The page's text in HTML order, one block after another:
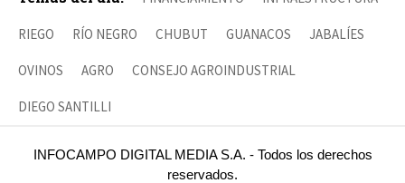
RIEGO RÍO NEGRO CHUBUT GUANACOS JABALÍES
OVINOS AGRO CONSEJO AGROINDUSTRIAL
DIEGO SANTILLI
INFOCAMPO DIGITAL MEDIA S.A. - Todos los derechos
reservados.